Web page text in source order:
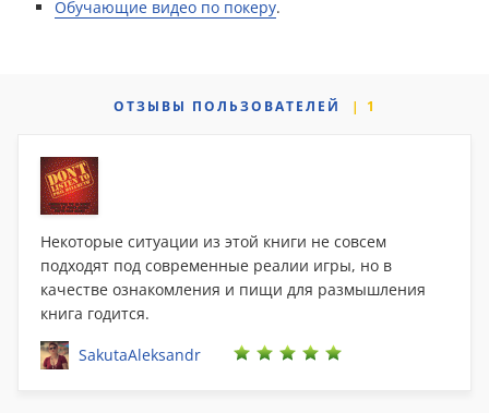
Обучающие видео по покеру.
ОТЗЫВЫ ПОЛЬЗОВАТЕЛЕЙ 1
Некоторые ситуации из этой книги не совсем
подходят под современные реалии игры, но в
качестве ознакомления и пищи для размышления
книга годится.
SakutaAleksandr